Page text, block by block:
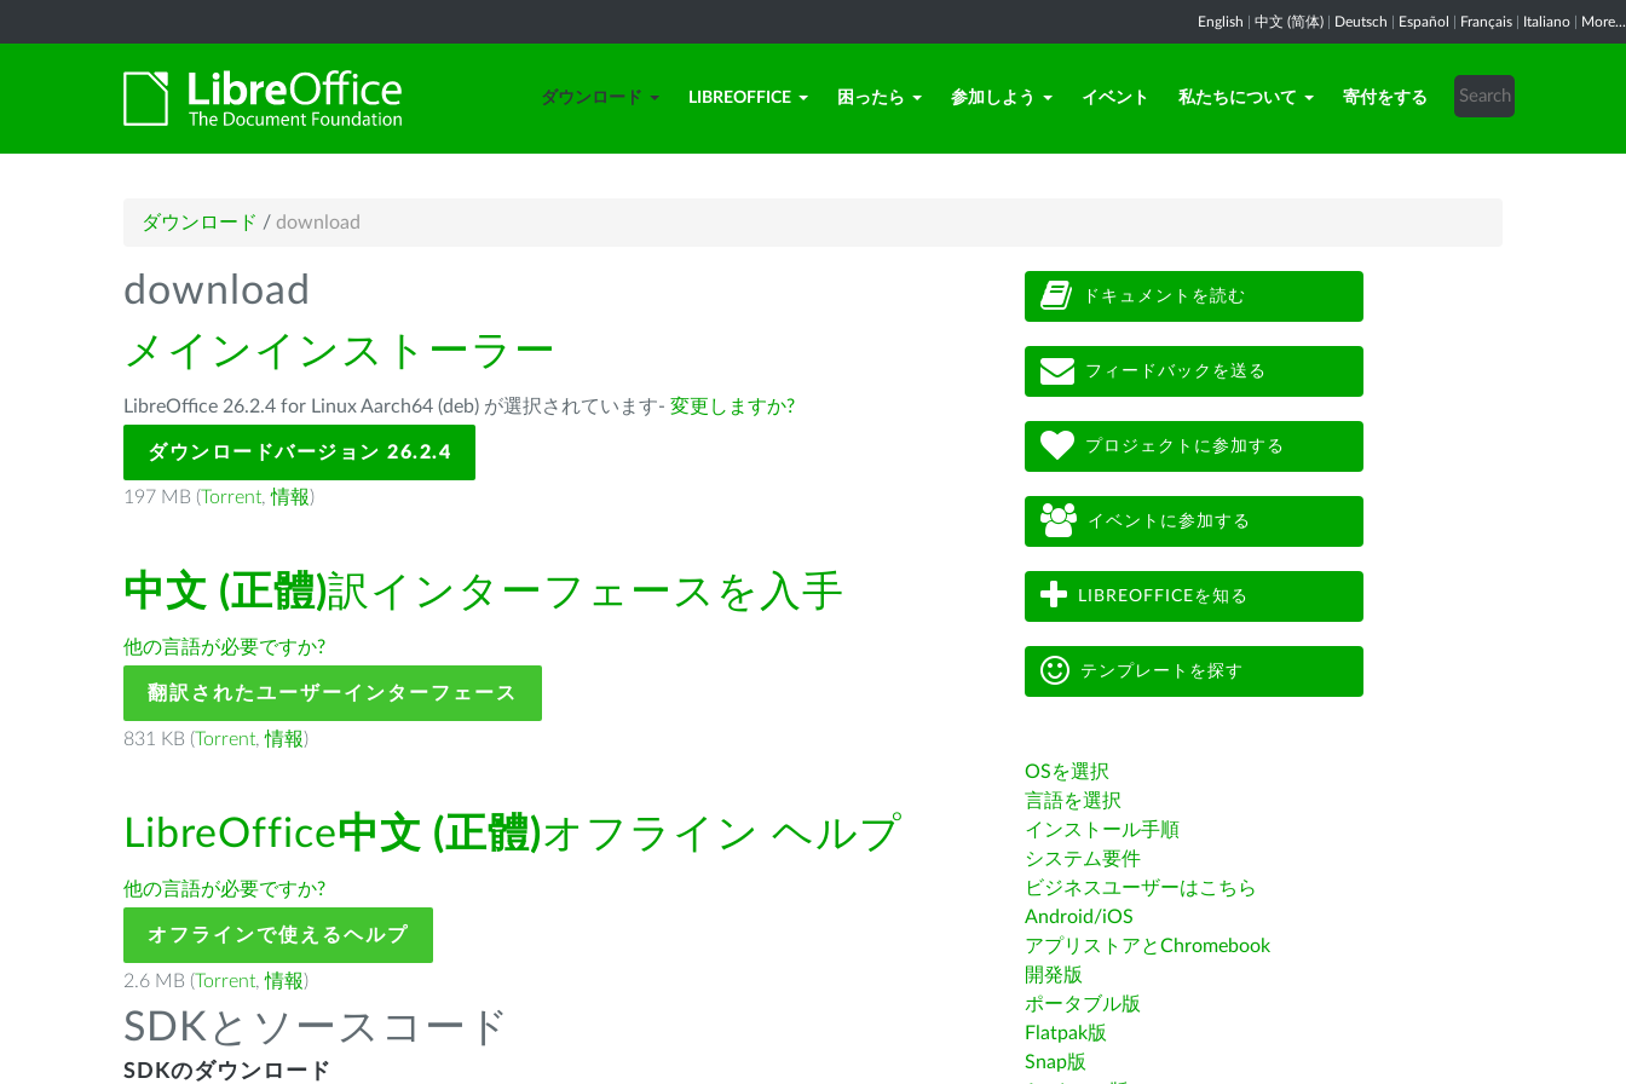
English 中文 (简体) Deutsch Español Français Italiano More...
ダウンロード LIBREOFFICE 困ったら 参加しよう イベント 私たちについて 寄付をする
ダウンロード / download
download
メインインストーラー
LibreOffice 26.2.4 for Linux Aarch64 (deb) が選択されています- 変更しますか?
ダウンロードバージョン 26.2.4
197 MB (Torrent,情報)
中文 (正體)訳インターフェースを入手
他の言語が必要ですか?
翻訳されたユーザーインターフェース
831 KB (Torrent,情報)
LibreOffice中文 (正體)オフライン ヘルプ
他の言語が必要ですか?
オフラインで使えるヘルプ
2.6 MB (Torrent,情報)
SDKとソースコード
SDKのダウンロード
ドキュメントを読む
フィードバックを送る
プロジェクトに参加する
イベントに参加する
LIBREOFFICEを知る
テンプレートを探す
OSを選択
言語を選択
インストール手順
システム要件
ビジネスユーザーはこちら
Android/iOS
アプリストアとChromebook
開発版
ポータブル版
Flatpak版
Snap版